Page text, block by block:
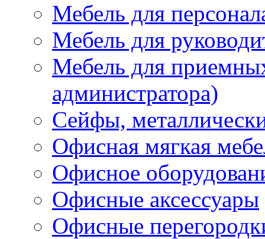
Мебель для
Мебель для
Мебель для
администратора)
Сейфы,
Офисная мягкая
Офисное
Офисные аксессуары
Офисные